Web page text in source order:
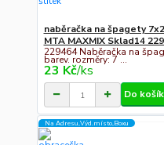
naběračka na špagety
MTA MAXMIX Sklad14
229464 Naběračka na
barev. rozměry: 7 ...
23 Kč/ks
Do
Na Adresu,Výd.místo,Boxu